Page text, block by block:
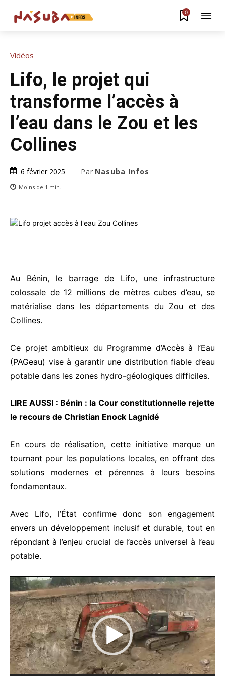
0
Vidéos
Lifo, le projet qui
transforme l’accès à
l’eau dans le Zou et les
Collines
6 février 2025 Par Nasuba Infos
Moins de 1 min.
Au Bénin, le barrage de Lifo, une infrastructure
colossale de 12 millions de mètres cubes d’eau, se
matérialise dans les départements du Zou et des
Collines.
Ce projet ambitieux du Programme d’Accès à l’Eau
(PAGeau) vise à garantir une distribution fiable d’eau
potable dans les zones hydro-géologiques difficiles.
LIRE AUSSI : Bénin : la Cour constitutionnelle rejette
le recours de Christian Enock Lagnidé
En cours de réalisation, cette initiative marque un
tournant pour les populations locales, en offrant des
solutions modernes et pérennes à leurs besoins
fondamentaux.
Avec Lifo, l’État confirme donc son engagement
envers un développement inclusif et durable, tout en
répondant à l’enjeu crucial de l’accès universel à l’eau
potable.
e
c
t
e
u
r